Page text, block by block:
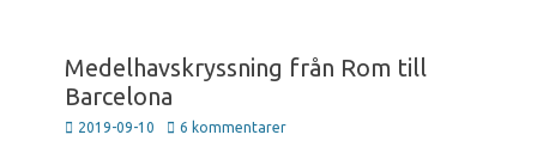
Medelhavskryssning från Rom till
Barcelona
Publicerad
2019-09-10 6 kommentarer